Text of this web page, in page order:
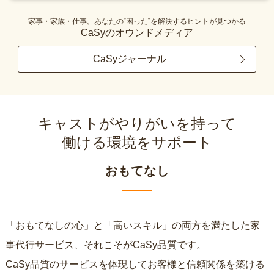
家事・家族・仕事。あなたの“困った”を解決するヒントが見つかる
CaSyのオウンドメディア
CaSyジャーナル
キャストがやりがいを持って
働ける環境をサポート
おもてなし
「おもてなしの心」と「高いスキル」の両方を満たした家
事代行サービス、それこそがCaSy品質です。
CaSy品質のサービスを体現してお客様と信頼関係を築ける